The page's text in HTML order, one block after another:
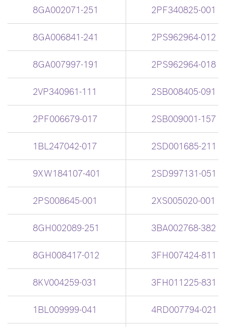
8GA002071-251 2PF340825-001
8GA006841-241 2PS962964-012
8GA007997-191 2PS962964-018
2VP340961-111 2SB008405-091
2PF006679-017 2SB009001-157
1BL247042-017 2SD001685-211
9XW184107-401 2SD997131-051
2PS008645-001 2XS005020-001
8GH002089-251 3BA002768-382
8GH008417-012 3FH007424-811
8KV004259-031 3FH011225-831
1BL009999-041 4RD007794-021